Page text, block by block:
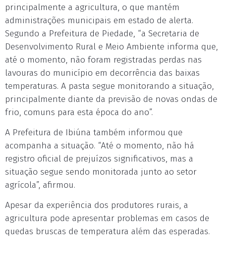
principalmente a agricultura, o que mantém
administrações municipais em estado de alerta.
Segundo a Prefeitura de Piedade, “a Secretaria de
Desenvolvimento Rural e Meio Ambiente informa que,
até o momento, não foram registradas perdas nas
lavouras do município em decorrência das baixas
temperaturas. A pasta segue monitorando a situação,
principalmente diante da previsão de novas ondas de
frio, comuns para esta época do ano”.
A Prefeitura de Ibiúna também informou que
acompanha a situação. “Até o momento, não há
registro oficial de prejuízos significativos, mas a
situação segue sendo monitorada junto ao setor
agrícola”, afirmou.
Apesar da experiência dos produtores rurais, a
agricultura pode apresentar problemas em casos de
quedas bruscas de temperatura além das esperadas.